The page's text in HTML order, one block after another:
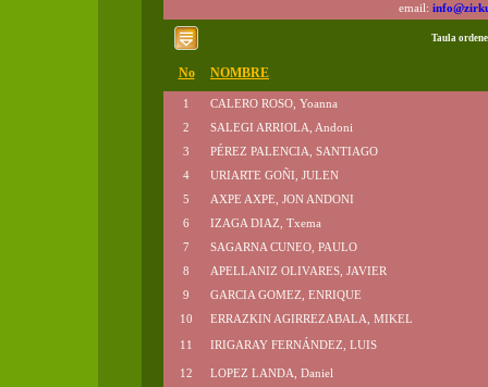
email:
Taula
No NOMBRE
1
CALERO ROSO, Yoanna
2
SALEGI ARRIOLA, Andoni
3
PÉREZ PALENCIA, SANTIAGO
4
URIARTE GOÑI, JULEN
5
AXPE AXPE, JON ANDONI
6
IZAGA DIAZ, Txema
7
SAGARNA CUNEO, PAULO
8
APELLANIZ OLIVARES, JAVIER
9
GARCIA GOMEZ, ENRIQUE
10
ERRAZKIN AGIRREZABALA, MIKEL
11
IRIGARAY FERNÁNDEZ, LUIS
12
LOPEZ LANDA, Daniel